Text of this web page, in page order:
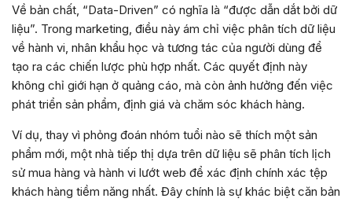
Về bản chất, “Data-Driven” có nghĩa là “được dẫn dắt bởi dữ
liệu”. Trong marketing, điều này ám chỉ việc phân tích dữ liệu
về hành vi, nhân khẩu học và tương tác của người dùng để
tạo ra các chiến lược phù hợp nhất. Các quyết định này
không chỉ giới hạn ở quảng cáo, mà còn ảnh hưởng đến việc
phát triển sản phẩm, định giá và chăm sóc khách hàng.
Ví dụ, thay vì phỏng đoán nhóm tuổi nào sẽ thích một sản
phẩm mới, một nhà tiếp thị dựa trên dữ liệu sẽ phân tích lịch
sử mua hàng và hành vi lướt web để xác định chính xác tệp
khách hàng tiềm năng nhất. Đây chính là sự khác biệt căn bản